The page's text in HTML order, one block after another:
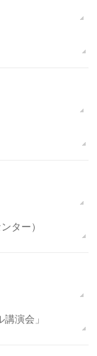
ター）
演会」